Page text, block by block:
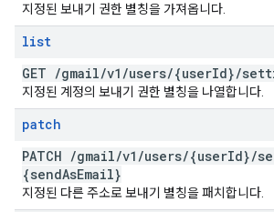
지정된 보내기 권한 별칭을 가져옵니다.
list
GET /gmail/v1 /users/{userId}/
지정된 계정의 보내기 권한 별칭을 나열합니다.
patch
PATCH /gmail/v1 /users/{userId}/
{sendAsEmail}
지정된 다른 주소로 보내기 별칭을 패치합니다.